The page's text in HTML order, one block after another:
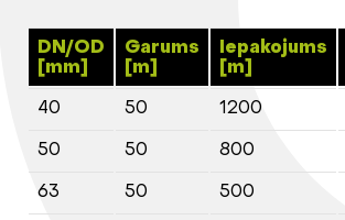
DN/OD
[mm]
Garums
[m]
Iepakojums
[m]
40 50 1200
50
50 800
63
50 500